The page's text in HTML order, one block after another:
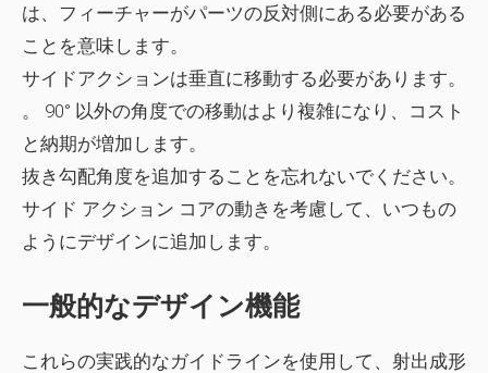
は、フィーチャーがパーツの反対側にある必要がある
ことを意味します。
サイドアクションは垂直に移動する必要があります。
。 90° 以外の角度での移動はより複雑になり、コスト
と納期が増加します。
抜き勾配角度を追加する ことを忘れないでください。
サイド アクション コアの動きを考慮して、いつもの
ようにデザインに追加します。
一般的なデザイン機能
これらの実践的なガイドラインを使用して、射出成形